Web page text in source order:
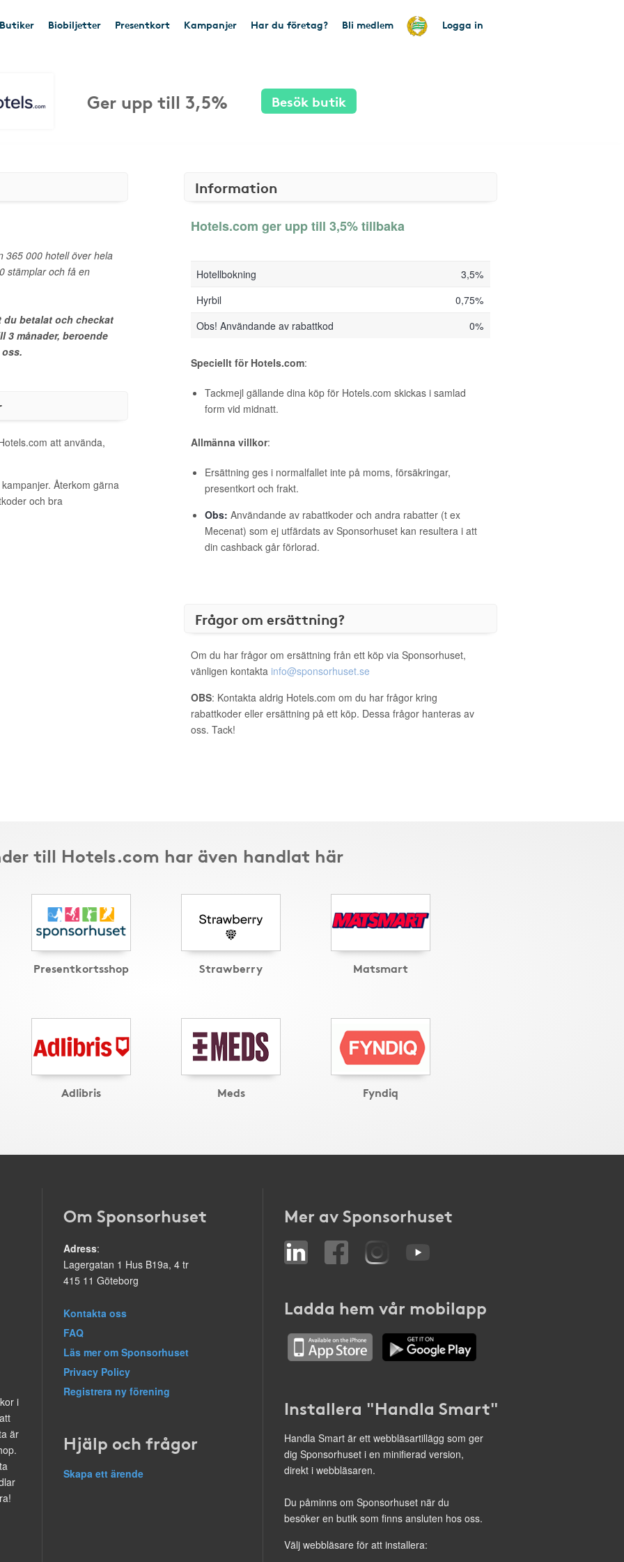
Butiker Biobiljetter Presentkort Kampanjer Har du företag? Bli medlem Logga in
Ger upp till 3,5% Besök butik
365 000 hotell över hela
stämplar och få en
betalat och checkat
3 månader, beroende
att använda,
Återkom gärna
och bra
Information
Hotels.com ger upp till 3,5% tillbaka
Hotellbokning
3,5%
Hyrbil
0,75%
Obs! Användande av rabattkod
0%
Speciellt för Hotels.com:
Tackmejl gällande dina köp för Hotels.com skickas i samlad
form vid midnatt.
Allmänna villkor:
Ersättning ges i normalfallet inte på moms, försäkringar,
presentkort och frakt.
Obs: Användande av rabattkoder och andra rabatter (t ex
Mecenat) som ej utfärdats av Sponsorhuset kan resultera i att
din cashback går förlorad.
Frågor om ersättning?
Om du har frågor om ersättning från ett köp via Sponsorhuset,
vänligen kontakta info@sponsorhuset.se
OBS: Kontakta aldrig Hotels.com om du har frågor kring
rabattkoder eller ersättning på ett köp. Dessa frågor hanteras av
oss. Tack!
till Hotels.com har även handlat här
Presentkortsshop Strawberry Matsmart
Adlibris Meds Fyndiq
i
är
Om Sponsorhuset
Adress:
Lagergatan 1 Hus B19a, 4 tr
415 11 Göteborg
Kontakta oss
FAQ
Läs mer om Sponsorhuset
Privacy Policy
Registrera ny förening
Hjälp och frågor
Skapa ett ärende
Mer av Sponsorhuset
Ladda hem vår mobilapp
Installera "Handla Smart"
Handla Smart är ett webbläsartillägg som ger
dig Sponsorhuset i en minifierad version,
direkt i webbläsaren.
Du påminns om Sponsorhuset när du
besöker en butik som finns ansluten hos oss.
Välj webbläsare för att installera: